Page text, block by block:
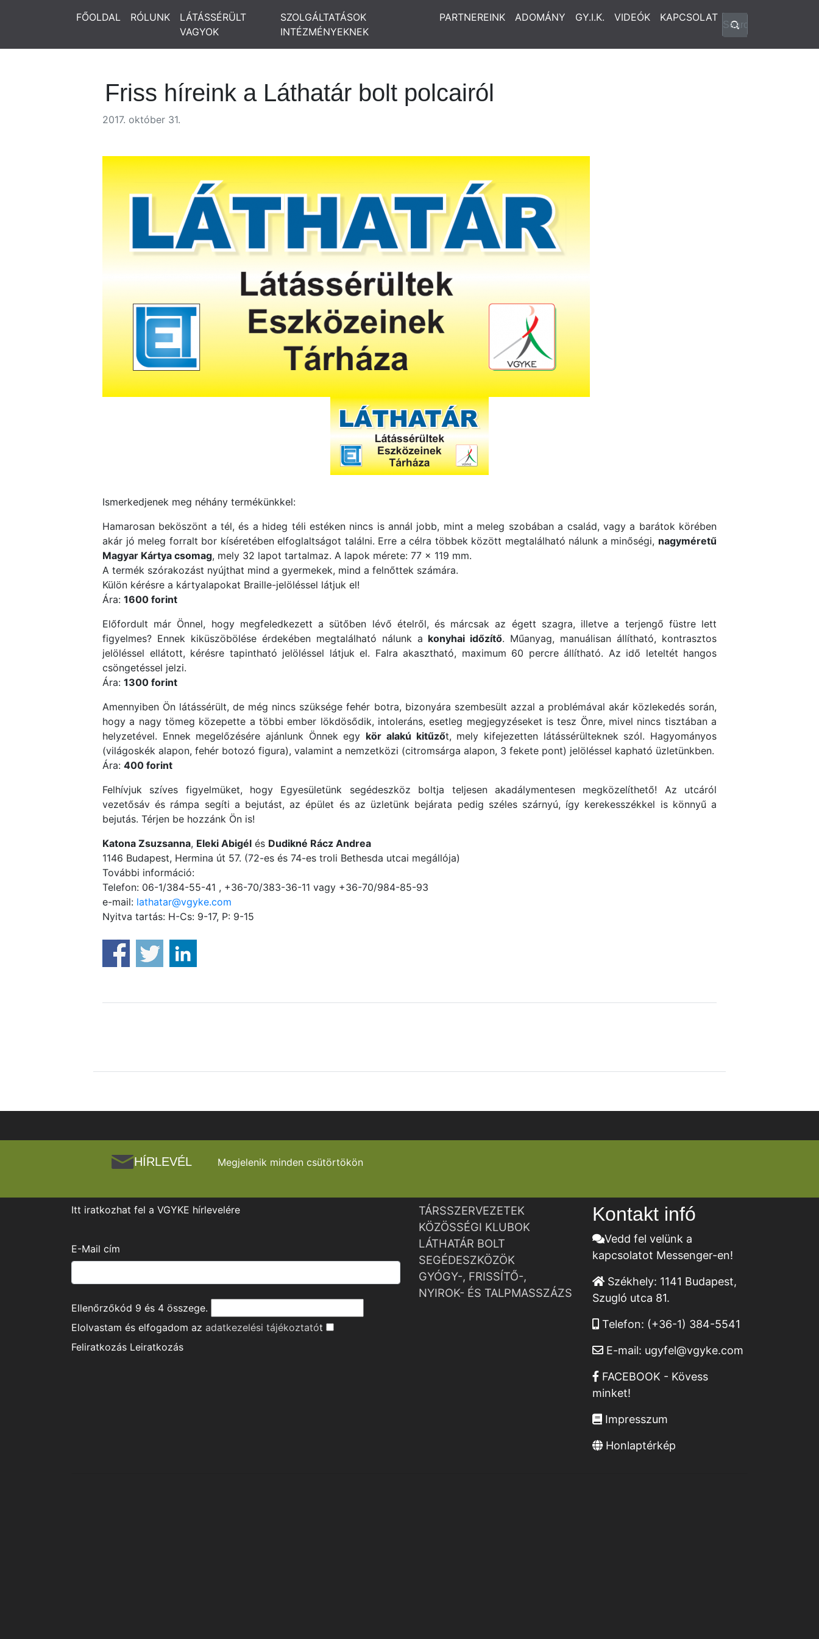
FŐOLDAL RÓLUNK
LÁTÁSSÉRÜLT
VAGYOK
SZOLGÁLTATÁSOK
INTÉZMÉNYEKNEK
PARTNEREINK ADOMÁNY GY.I.K. VIDEÓK KAPCSOLAT
Friss híreink a Láthatár bolt polcairól
2017. október 31.
Ismerkedjenek meg néhány termékünkkel:
Hamarosan beköszönt a tél, és a hideg téli estéken nincs is annál jobb, mint a meleg szobában a család, vagy a barátok körében
akár jó meleg forralt bor kíséretében elfoglaltságot találni. Erre a célra többek között megtalálható nálunk a minőségi, nagyméretű
Magyar Kártya csomag, mely 32 lapot tartalmaz. A lapok mérete: 77 x 119 mm.
A termék szórakozást nyújthat mind a gyermekek, mind a felnőttek számára.
Külön kérésre a kártyalapokat Braille-jelöléssel látjuk el!
Ára: 1600 forint
Előfordult már Önnel, hogy megfeledkezett a sütőben lévő ételről, és márcsak az égett szagra, illetve a terjengő füstre lett
figyelmes? Ennek kiküszöbölése érdekében megtalálható nálunk a konyhai időzítő. Műanyag, manuálisan állítható, kontrasztos
jelöléssel ellátott, kérésre tapintható jelöléssel látjuk el. Falra akasztható, maximum 60 percre állítható. Az idő leteltét hangos
csöngetéssel jelzi.
Ára: 1300 forint
Amennyiben Ön látássérült, de még nincs szüksége fehér botra, bizonyára szembesült azzal a problémával akár közlekedés során,
hogy a nagy tömeg közepette a többi ember lökdösődik, intoleráns, esetleg megjegyzéseket is tesz Önre, mivel nincs tisztában a
helyzetével. Ennek megelőzésére ajánlunk Önnek egy kör alakú kitűzőt, mely kifejezetten látássérülteknek szól. Hagyományos
(világoskék alapon, fehér botozó figura), valamint a nemzetközi (citromsárga alapon, 3 fekete pont) jelöléssel kapható üzletünkben.
Ára: 400 forint
Felhívjuk szíves figyelmüket, hogy Egyesületünk segédeszköz boltja teljesen akadálymentesen megközelíthető! Az utcáról
vezetősáv és rámpa segíti a bejutást, az épület és az üzletünk bejárata pedig széles szárnyú, így kerekesszékkel is könnyű a
bejutás. Térjen be hozzánk Ön is!
Katona Zsuzsanna, Eleki Abigél és Dudikné Rácz Andrea
1146 Budapest, Hermina út 57. (72-es és 74-es troli Bethesda utcai megállója)
További információ:
Telefon: 06-1/384-55-41 , +36-70/383-36-11 vagy +36-70/984-85-93
e-mail: lathatar@vgyke.com
Nyitva tartás: H-Cs: 9-17, P: 9-15
HÍRLEVÉL Megjelenik minden csütörtökön
Itt iratkozhat fel a VGYKE hírlevelére
E-Mail cím
Ellenőrzőkód 9 és 4 összege.
Elolvastam és elfogadom az adatkezelési tájékoztatót
Feliratkozás Leiratkozás
TÁRSSZERVEZETEK
KÖZÖSSÉGI KLUBOK
LÁTHATÁR BOLT
SEGÉDESZKÖZÖK
GYÓGY-, FRISSÍTŐ-,
NYIROK- ÉS TALPMASSZÁZS
Kontakt infó
Vedd fel velünk a
kapcsolatot Messenger-en!
Székhely: 1141 Budapest,
Szugló utca 81.
Telefon: (+36-1) 384-5541
E-mail: ugyfel@vgyke.com
FACEBOOK - Kövess
minket!
Impresszum
Honlaptérkép